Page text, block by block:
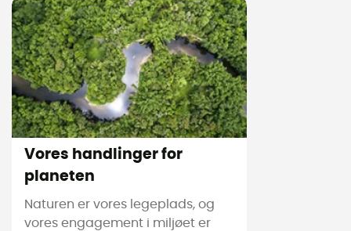
Vores handlinger for
planeten
Naturen er vores legeplads, og
vores engagement i miljøet er